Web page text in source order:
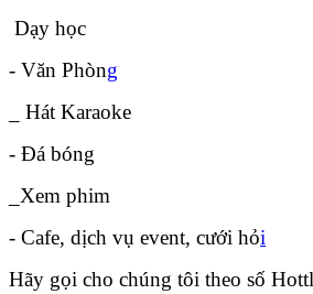
Dạy học
- Văn Phòng
_ Hát Karaoke
- Đá bóng
_Xem phim
- Cafe, dịch vụ event, cưới hỏi
Hãy gọi cho chúng tôi theo số